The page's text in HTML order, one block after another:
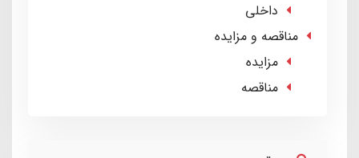
داخلی
مناقصه و مزایده
مزایده
مناقصه